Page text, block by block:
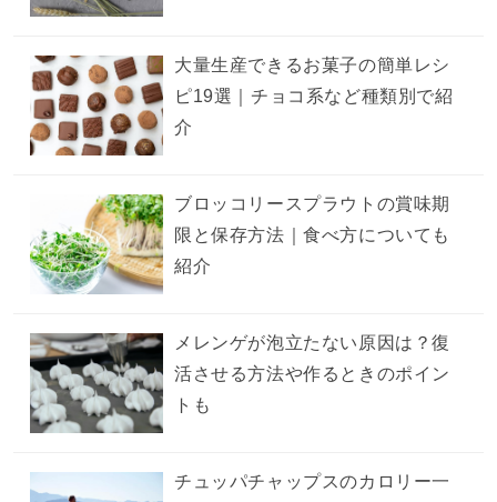
大量生産できるお菓子の簡単レシ
ピ19選｜チョコ系など種類別で紹
介
ブロッコリースプラウトの賞味期
限と保存方法｜食べ方についても
紹介
メレンゲが泡立たない原因は？復
活させる方法や作るときのポイン
トも
チュッパチャップスのカロリー一